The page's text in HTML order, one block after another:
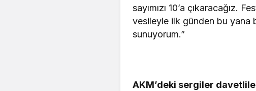
sayımızı 10’a çıkaracağız.
vesileyle ilk günden bu yana
sunuyorum.”
AKM’deki sergiler